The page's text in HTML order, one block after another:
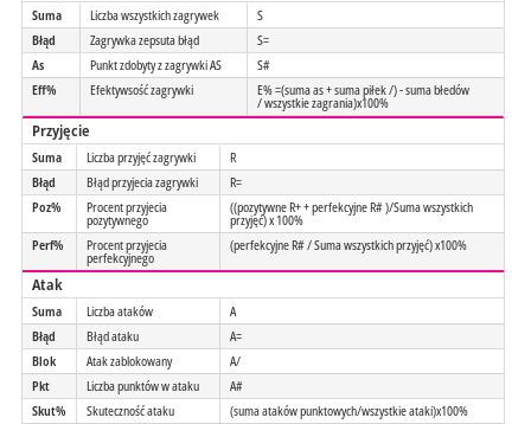
Suma Liczba wszystkich zagrywek
S
Błąd
Zagrywka zepsuta błąd
S=
As
Punkt zdobyty z zagrywki AS
S#
Eff%
Efektywsość zagrywki E% =(suma as + suma piłek /) - suma błedów
/ wszystkie zagrania)x100%
Przyjęcie
Suma Liczba przyjęć zagrywki
R
Błąd
Błąd przyjecia zagrywki
R=
Poz%
Procent przyjecia
pozytywnego
((pozytywne R+ + perfekcyjne R# )/Suma wszystkich
przyjęć) x 100%
Perf%
Procent przyjecia
perfekcyjnego
(perfekcyjne R# / Suma wszystkich przyjęć) x100%
Atak
Suma Liczba ataków
A
Błąd
Błąd ataku
A=
Blok
Atak zablokowany
A/
Pkt
Liczba punktów w ataku
A#
Skut%
Skuteczność ataku
(suma ataków punktowych/wszystkie ataki)x100%